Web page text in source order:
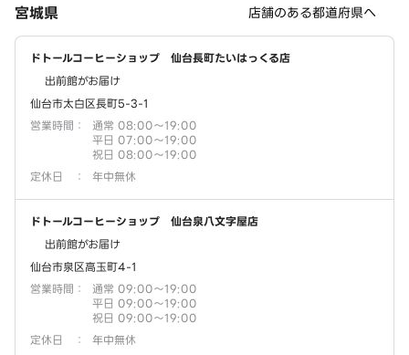
宮城県 店舗のある都道府県へ
ドトールコーヒーショップ 仙台長町たいはっくる店
出前館がお届け
仙台市太白区長町5-3-1
営業時間 ：
通常 08:00～19:00
平日 07:00～19:00
祝日 08:00～19:00
定休日
： 年中無休
ドトールコーヒーショップ 仙台泉八文字屋店
出前館がお届け
仙台市泉区高玉町4-1
営業時間 ：
通常 09:00～19:00
平日 09:00～19:00
祝日 09:00～19:00
定休日
： 年中無休